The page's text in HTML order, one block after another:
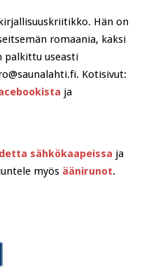
Hän on
romaania, kaksi
palkittu useasti
Kotisivut:
ja
sähkökaapeissa ja
myös äänirunot.